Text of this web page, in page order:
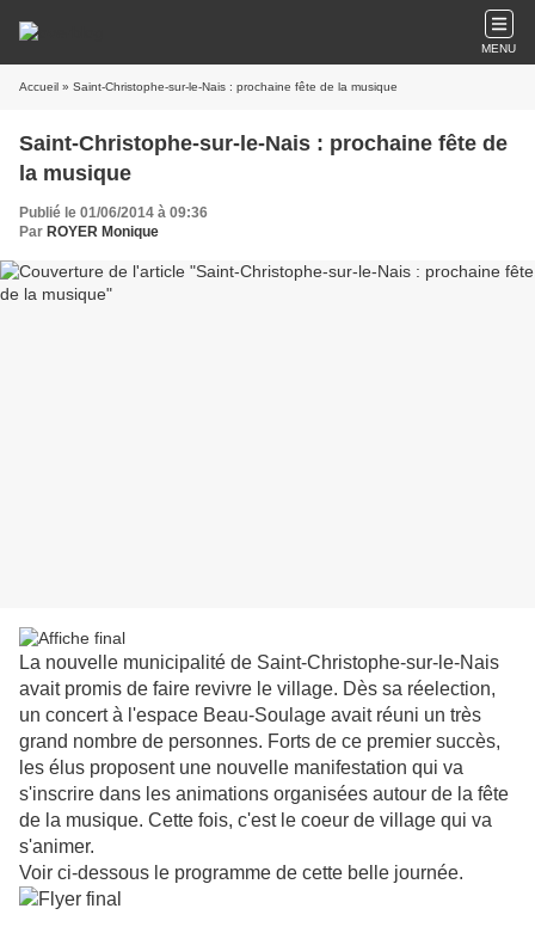
MENU
Accueil » Saint-Christophe-sur-le-Nais : prochaine fête de la musique
Saint-Christophe-sur-le-Nais : prochaine fête de
la musique
Publié le 01/06/2014 à 09:36
Par ROYER Monique
La nouvelle municipalité de Saint-Christophe-sur-le-Nais
avait promis de faire revivre le village. Dès sa réelection,
un concert à l'espace Beau-Soulage avait réuni un très
grand nombre de personnes. Forts de ce premier succès,
les élus proposent une nouvelle manifestation qui va
s'inscrire dans les animations organisées autour de la fête
de la musique. Cette fois, c'est le coeur de village qui va
s'animer.
Voir ci-dessous le programme de cette belle journée.